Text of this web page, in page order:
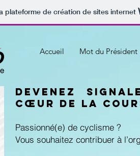
plateforme de création de sites internet
Accueil Mot du Président
Devenez
cœur de la
Passionné(e) de cyclisme ?
Vous souhaitez contribuer à